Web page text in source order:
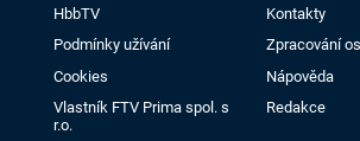
HbbTV
Kontakty
Podmínky užívání
Zpracování
Cookies
Nápověda
Vlastník FTV Prima spol. s
r.o.
Redakce